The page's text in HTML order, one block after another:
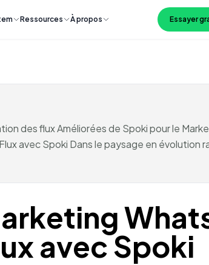
Ressources À propos Essayer
des flux Améliorées de Spoki pour le
avec Spoki Dans le paysage en évolution
avec Spoki